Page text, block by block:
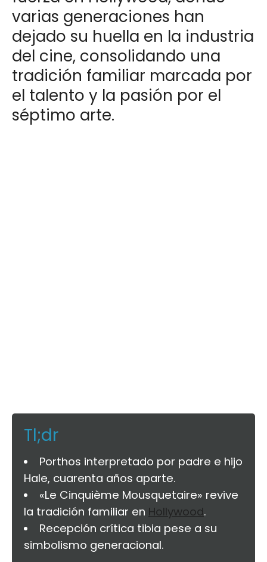
varias generaciones han
dejado su huella en la industria
del cine, consolidando una
tradición familiar marcada por
el talento y la pasión por el
séptimo arte.
Tl;dr
Porthos interpretado por padre e hijo
Hale, cuarenta años aparte.
«Le Cinquième Mousquetaire» revive
la tradición familiar en Hollywood.
Recepción crítica tibia pese a su
simbolismo generacional.